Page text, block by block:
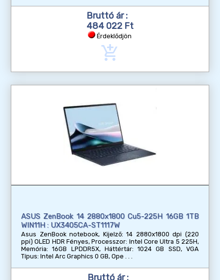
Bruttó ár :
484 022 Ft
Érdeklődjön
add_shopping_cart
ASUS ZenBook 14 2880x1800 Cu5-225H 16GB 1TB
WIN11H : UX3405CA-ST1117W
Asus ZenBook notebook, Kijelző: 14 2880x1800 dpi (220
ppi) OLED HDR Fényes, Processzor: Intel Core Ultra 5 225H,
Memória: 16GB LPDDR5X, Háttértár: 1024 GB SSD, VGA
Típus: Intel Arc Graphics 0 GB, Ope
Bruttó ár :